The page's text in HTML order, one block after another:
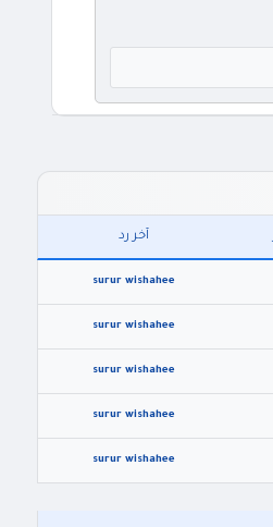
آخر رد
surur wishahee
surur wishahee
surur wishahee
surur wishahee
surur wishahee